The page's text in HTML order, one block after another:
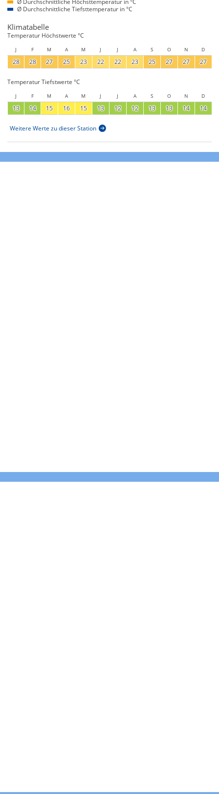
Ø Durchschnittliche Tiefsttemperatur in °C
Klimatabelle
Temperatur Höchstwerte °C
J F M A M J J A S O N D
28 28 27 25 23 22 22 23 25 27 27 27
Temperatur Tiefstwerte °C
J F M A M J J A S O N D
13 14 15 16 15 13 12 12 13 13 14 14
Weitere Werte zu dieser Station